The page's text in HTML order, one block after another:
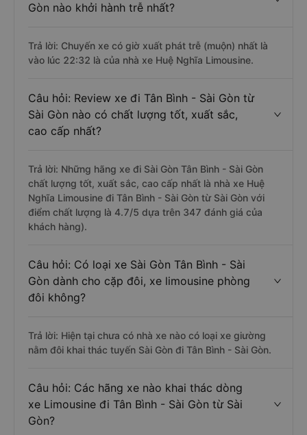
Gòn nào khởi hành trễ nhất?
Trả lời: Chuyến xe có giờ xuất phát trễ (muộn) nhất là
vào lúc 22:32 là của nhà xe Huệ Nghĩa Limousine.
Câu hỏi: Review xe đi Tân Bình - Sài Gòn từ
Sài Gòn nào có chất lượng tốt, xuất sắc,
cao cấp nhất?
Trả lời: Những hãng xe đi Sài Gòn Tân Bình - Sài Gòn
chất lượng tốt, xuất sắc, cao cấp nhất là nhà xe Huệ
Nghĩa Limousine đi Tân Bình - Sài Gòn từ Sài Gòn với
điểm chất lượng là 4.7/5 dựa trên 347 đánh giá của
khách hàng).
Câu hỏi: Có loại xe Sài Gòn Tân Bình - Sài
Gòn dành cho cặp đôi, xe limousine phòng
đôi không?
Trả lời: Hiện tại chưa có nhà xe nào có loại xe giường
nằm đôi khai thác tuyến Sài Gòn đi Tân Bình - Sài Gòn.
Câu hỏi: Các hãng xe nào khai thác dòng
xe Limousine đi Tân Bình - Sài Gòn từ Sài
Gòn?